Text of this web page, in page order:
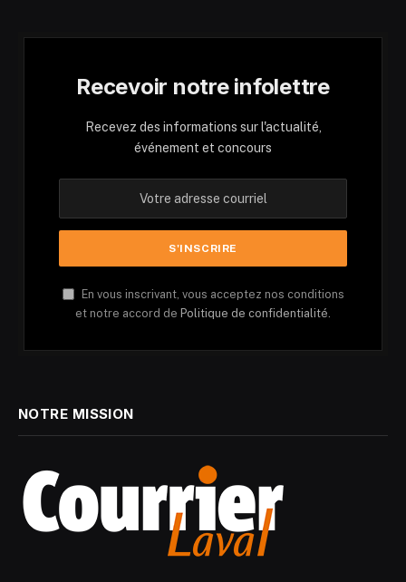
Recevoir notre infolettre
Recevez des informations sur l'actualité,
événement et concours
En vous inscrivant, vous acceptez nos conditions
et notre accord de Politique de confidentialité.
NOTRE MISSION